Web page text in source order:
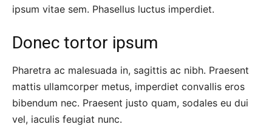
ipsum vitae sem. Phasellus luctus imperdiet.
Donec tortor ipsum
Pharetra ac malesuada in, sagittis ac nibh. Praesent
mattis ullamcorper metus, imperdiet convallis eros
bibendum nec. Praesent justo quam, sodales eu dui
vel, iaculis feugiat nunc.